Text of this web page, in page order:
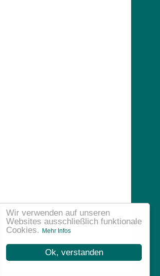
Ok, verstanden
Wir verwenden auf unseren
Websites ausschließlich funktionale
Cookies.
Mehr Infos